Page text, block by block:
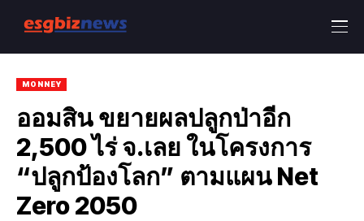
MONNEY
ออมสิน ขยายผลปลูกป่าอีก
2,500 ไร่ จ.เลย ในโครงการ
“ปลูกป้องโลก” ตามแผน Net
Zero 2050